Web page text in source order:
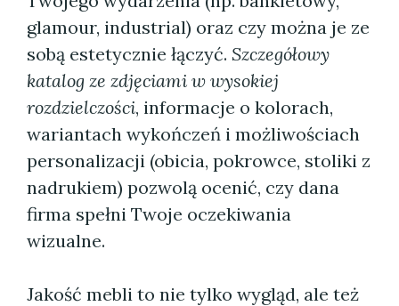
glamour, industrial) oraz czy można je ze
sobą estetycznie łączyć. Szczegółowy
katalog ze zdjęciami w wysokiej
rozdzielczości, informacje o kolorach,
wariantach wykończeń i możliwościach
personalizacji (obicia, pokrowce, stoliki z
nadrukiem) pozwolą ocenić, czy dana
firma spełni Twoje oczekiwania
wizualne.
Jakość mebli to nie tylko wygląd, ale też